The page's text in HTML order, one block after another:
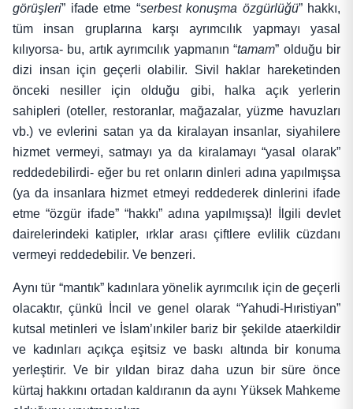
görüşleri” ifade etme “serbest konuşma özgürlüğü” hakkı,
tüm insan gruplarına karşı ayrımcılık yapmayı yasal
kılıyorsa- bu, artık ayrımcılık yapmanın “tamam” olduğu bir
dizi insan için geçerli olabilir. Sivil haklar hareketinden
önceki nesiller için olduğu gibi, halka açık yerlerin
sahipleri (oteller, restoranlar, mağazalar, yüzme havuzları
vb.) ve evlerini satan ya da kiralayan insanlar, siyahilere
hizmet vermeyi, satmayı ya da kiralamayı “yasal olarak”
reddedebilirdi- eğer bu ret onların dinleri adına yapılmışsa
(ya da insanlara hizmet etmeyi reddederek dinlerini ifade
etme “özgür ifade” “hakkı” adına yapılmışsa)! İlgili devlet
dairelerindeki katipler, ırklar arası çiftlere evlilik cüzdanı
vermeyi reddedebilir. Ve benzeri.
Aynı tür “mantık” kadınlara yönelik ayrımcılık için de geçerli
olacaktır, çünkü İncil ve genel olarak “Yahudi-Hıristiyan”
kutsal metinleri ve İslam’ınkiler bariz bir şekilde ataerkildir
ve kadınları açıkça eşitsiz ve baskı altında bir konuma
yerleştirir. Ve bir yıldan biraz daha uzun bir süre önce
kürtaj hakkını ortadan kaldıranın da aynı Yüksek Mahkeme